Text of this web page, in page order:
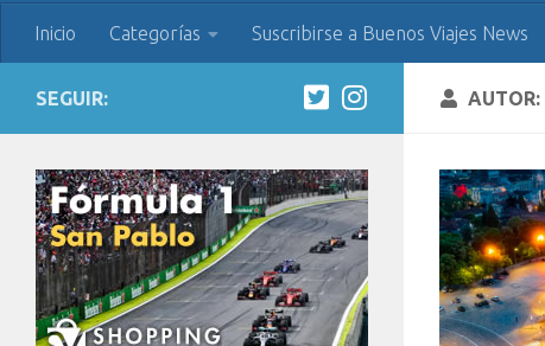
Inicio Categorías Suscribirse a Buenos Viajes News
AUTOR:
SEGUIR: